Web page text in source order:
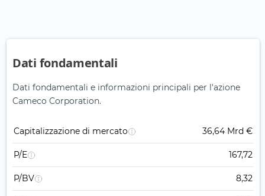
Dati fondamentali
Dati fondamentali e informazioni principali per l'azione
Cameco Corporation.
Capitalizzazione di mercato 36,64 Mrd €
P/E 167,72
P/BV 8,32